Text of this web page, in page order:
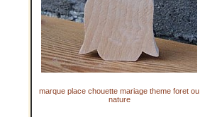
marque place chouette mariage theme foret ou
nature